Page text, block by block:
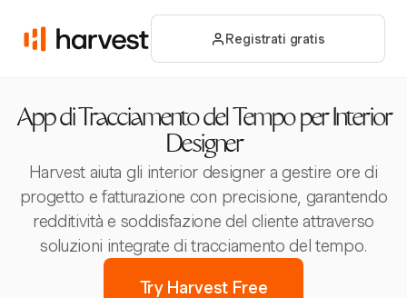
Registrati gratis
App di Tracciamento del Tempo per Interior
Designer
Harvest aiuta gli interior designer a gestire ore di
progetto e fatturazione con precisione, garantendo
redditività e soddisfazione del cliente attraverso
soluzioni integrate di tracciamento del tempo.
Try Harvest Free